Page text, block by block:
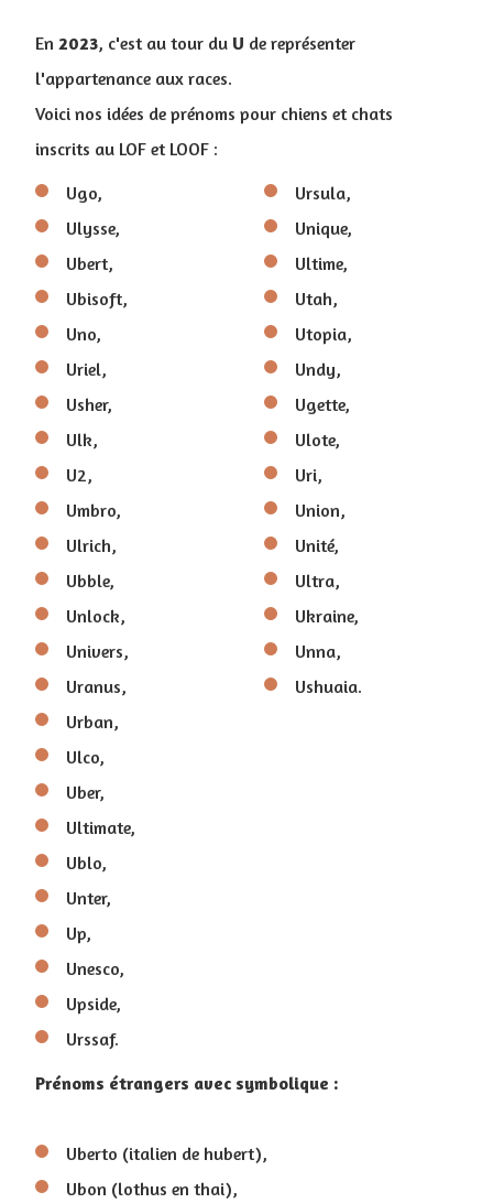
En 2023, c'est au tour du U de représenter
l'appartenance aux races.
Voici nos idées de prénoms pour chiens et chats
inscrits au LOF et LOOF :
Ugo,
Ulysse,
Ubert,
Ubisoft,
Uno,
Uriel,
Usher,
Ulk,
U2,
Umbro,
Ulrich,
Ubble,
Unlock,
Univers,
Uranus,
Urban,
Ulco,
Uber,
Ultimate,
Ublo,
Unter,
Up,
Unesco,
Upside,
Urssaf.
Ursula,
Unique,
Ultime,
Utah,
Utopia,
Undy,
Ugette,
Ulote,
Uri,
Union,
Unité,
Ultra,
Ukraine,
Unna,
Ushuaia.
Prénoms étrangers avec symbolique :
Uberto (italien de hubert),
Ubon (lothus en thai),